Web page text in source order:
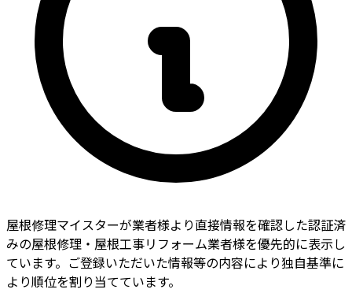
屋根修理マイスターが業者様より直接情報を確認した認証済
みの屋根修理・屋根工事リフォーム業者様を優先的に表示し
ています。ご登録いただいた情報等の内容により独自基準に
より順位を割り当てています。